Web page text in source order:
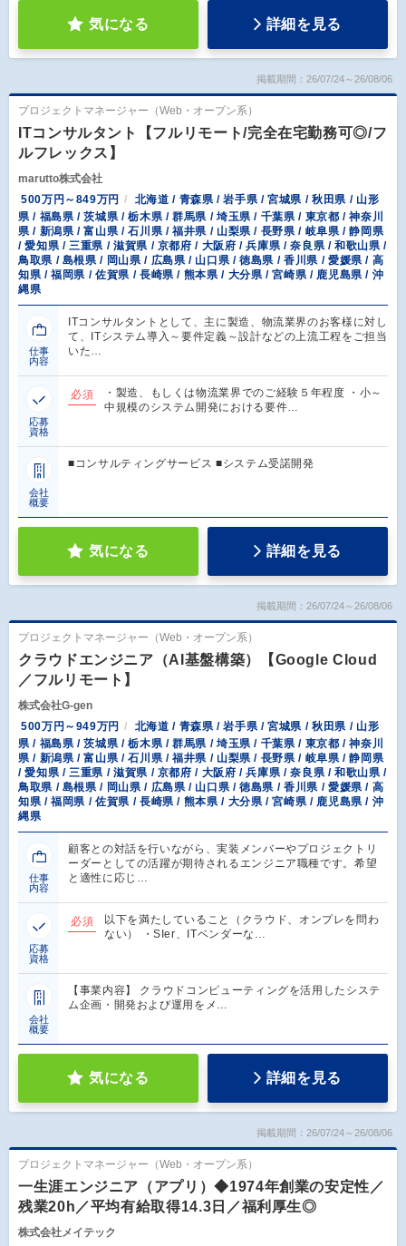
気になる 詳細を見る
掲載期間：26/07/24～26/08/06
プロジェクトマネージャー（Web・オープン系）
ITコンサルタント【フルリモート/完全在宅勤務可◎/フ
ルフレックス】
marutto株式会社
500万円～849万円
北海道 / 青森県 / 岩手県 / 宮城県 / 秋田県 / 山形
県 / 福島県 / 茨城県 / 栃木県 / 群馬県 / 埼玉県 / 千葉県 / 東京都 / 神奈川
県 / 新潟県 / 富山県 / 石川県 / 福井県 / 山梨県 / 長野県 / 岐阜県 / 静岡県
/ 愛知県 / 三重県 / 滋賀県 / 京都府 / 大阪府 / 兵庫県 / 奈良県 / 和歌山県 /
鳥取県 / 島根県 / 岡山県 / 広島県 / 山口県 / 徳島県 / 香川県 / 愛媛県 / 高
知県 / 福岡県 / 佐賀県 / 長崎県 / 熊本県 / 大分県 / 宮崎県 / 鹿児島県 / 沖
縄県
仕事
内容
ITコンサルタントとして、主に製造、物流業界のお客様に対し
て、ITシステム導入～要件定義～設計などの上流工程をご担当
いた…
応募
資格
必須
・製造、もしくは物流業界でのご経験５年程度 ・小～
中規模のシステム開発における要件…
会社
概要
■コンサルティングサービス ■システム受諾開発
気になる 詳細を見る
掲載期間：26/07/24～26/08/06
プロジェクトマネージャー（Web・オープン系）
クラウドエンジニア（AI基盤構築）【Google Cloud
／フルリモート】
株式会社G-gen
500万円～949万円
北海道 / 青森県 / 岩手県 / 宮城県 / 秋田県 / 山形
県 / 福島県 / 茨城県 / 栃木県 / 群馬県 / 埼玉県 / 千葉県 / 東京都 / 神奈川
県 / 新潟県 / 富山県 / 石川県 / 福井県 / 山梨県 / 長野県 / 岐阜県 / 静岡県
/ 愛知県 / 三重県 / 滋賀県 / 京都府 / 大阪府 / 兵庫県 / 奈良県 / 和歌山県 /
鳥取県 / 島根県 / 岡山県 / 広島県 / 山口県 / 徳島県 / 香川県 / 愛媛県 / 高
知県 / 福岡県 / 佐賀県 / 長崎県 / 熊本県 / 大分県 / 宮崎県 / 鹿児島県 / 沖
縄県
仕事
内容
顧客との対話を行いながら、実装メンバーやプロジェクトリ
ーダーとしての活躍が期待されるエンジニア職種です。希望
と適性に応じ…
応募
資格
必須
以下を満たしていること（クラウド、オンプレを問わ
ない） ・SIer、ITベンダーな…
会社
概要
【事業内容】 クラウドコンピューティングを活用したシステ
ム企画・開発および運用をメ…
気になる 詳細を見る
掲載期間：26/07/24～26/08/06
プロジェクトマネージャー（Web・オープン系）
一生涯エンジニア（アプリ）◆1974年創業の安定性／
残業20h／平均有給取得14.3日／福利厚生◎
株式会社メイテック